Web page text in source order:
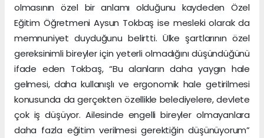
olmasının özel bir anlamı olduğunu kaydeden Özel
Eğitim Öğretmeni Aysun Tokbaş ise mesleki olarak da
memnuniyet duyduğunu belirtti. Ülke şartlarının özel
gereksinimli bireyler için yeterli olmadığını düşündüğünü
ifade eden Tokbaş, “Bu alanların daha yaygın hale
gelmesi, daha kullanışlı ve ergonomik hale getirilmesi
konusunda da gerçekten özellikle belediyelere, devlete
çok iş düşüyor. Ailesinde engelli bireyler olmayanlara
daha fazla eğitim verilmesi gerektiğin düşünüyorum”